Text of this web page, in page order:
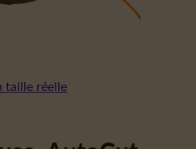
taille réelle